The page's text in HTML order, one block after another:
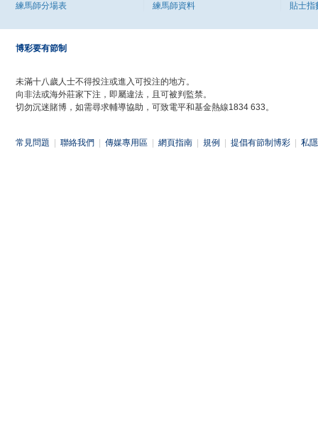
練馬師分場表
練馬師資料
貼士指
博彩要有節制
未滿十八歲人士不得投注或進入可投注的地方。
向非法或海外莊家下注，即屬違法，且可被判監禁。
切勿沉迷賭博，如需尋求輔導協助，可致電平和基金熱線1834 633。
常見問題 聯絡我們 傳媒專用區 網頁指南 規例 提倡有節制博彩 私